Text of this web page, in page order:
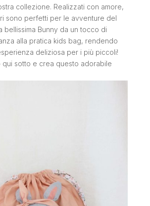
collezione. Realizzati con amore,
sono perfetti per le avventure del
bellissima Bunny da un tocco di
alla pratica kids bag, rendendo
deliziosa per i più piccoli!
qui sotto e crea questo adorabile